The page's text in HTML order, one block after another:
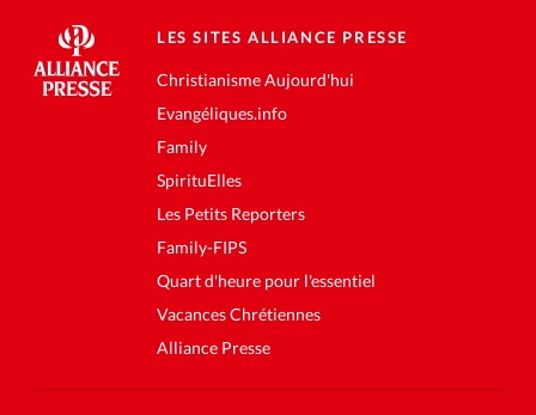
LES SITES ALLIANCE PRESSE
Christianisme Aujourd'hui
Evangéliques.info
Family
SpirituElles
Les Petits Reporters
Family-FIPS
Quart d'heure pour l'essentiel
Vacances Chrétiennes
Alliance Presse